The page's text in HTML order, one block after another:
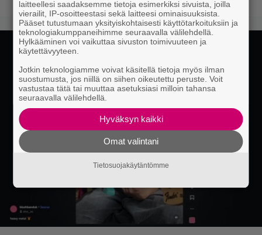
laitteellesi saadaksemme tietoja esimerkiksi sivuista, joilla
vierailit, IP-osoitteestasi sekä laitteesi ominaisuuksista.
Pääset tutustumaan yksityiskohtaisesti käyttötarkoituksiin ja
teknologiakumppaneihimme seuraavalla välilehdellä.
Hylkääminen voi vaikuttaa sivuston toimivuuteen ja
käytettävyyteen.
Jotkin teknologiamme voivat käsitellä tietoja myös ilman
suostumusta, jos niillä on siihen oikeutettu peruste. Voit
vastustaa tätä tai muuttaa asetuksiasi milloin tahansa
seuraavalla välilehdellä.
Hyväksyn kaikki
Omat valintani
Tietosuojakäytäntömme